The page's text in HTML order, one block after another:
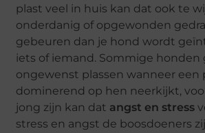
plast veel in huis kan dat ook te
onderdanig of opgewonden
gebeuren dan je hond wordt
iets of iemand. Sommige honden
ongewenst plassen wanneer een
dominerend op hen neerkijkt,
jong zijn kan dat angst en stress
stress en angst de boosdoeners